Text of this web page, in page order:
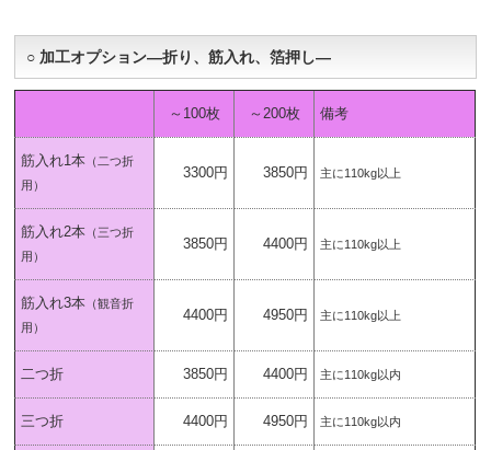
○ 加工オプション―折り、筋入れ、箔押し―
～100枚 ～200枚 備考
筋入れ1本 （二つ折
用）
3300円 3850円 主に110kg以上
筋入れ2本 （三つ折
用）
3850円 4400円 主に110kg以上
筋入れ3本 （観音折
用）
4400円 4950円 主に110kg以上
二つ折 3850円 4400円 主に110kg以内
三つ折 4400円 4950円 主に110kg以内